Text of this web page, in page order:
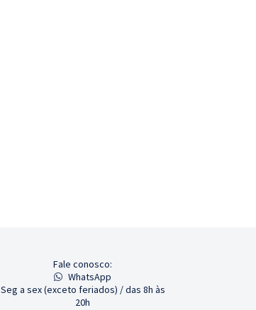
Fale conosco:
WhatsApp
Seg a sex (exceto feriados) / das 8h às
20h